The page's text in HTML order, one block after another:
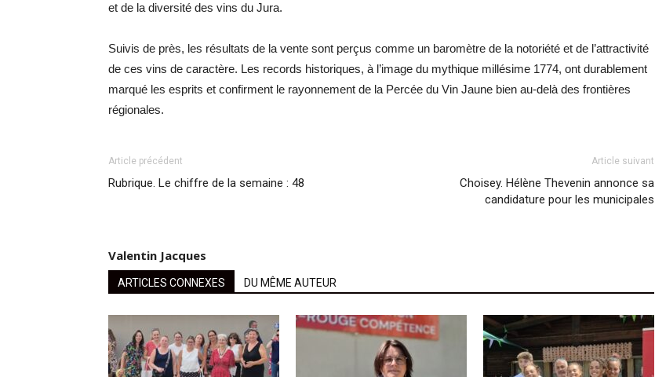
et de la diversité des vins du Jura.
Suivis de près, les résultats de la vente sont perçus comme un baromètre de la notoriété et de l’attractivité
de ces vins de caractère. Les records historiques, à l’image du mythique millésime 1774, ont durablement
marqué les esprits et confirment le rayonnement de la Percée du Vin Jaune bien au-delà des frontières
régionales.
Article précédent
Rubrique. Le chiffre de la semaine : 48
Article suivant
Choisey. Hélène Thevenin annonce sa
candidature pour les municipales
Valentin Jacques
ARTICLES CONNEXES DU MÊME AUTEUR